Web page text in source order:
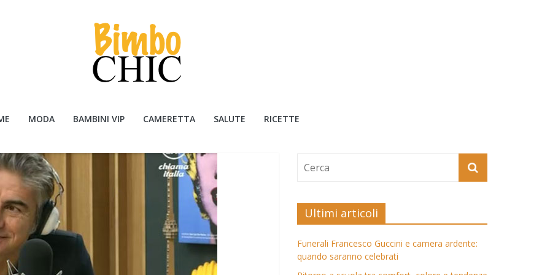
MODA BAMBINI VIP CAMERETTA SALUTE RICETTE
Ultimi articoli
Funerali Francesco Guccini e camera ardente:
quando saranno celebrati